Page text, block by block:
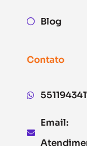
Blog
Contato
Email: